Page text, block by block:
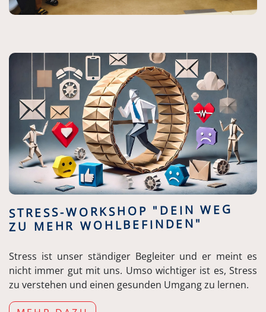
STRESS-WORKSHOP "DEIN WEG
ZU MEHR WOHLBEFINDEN"
Stress ist unser ständiger Begleiter und er meint es
nicht immer gut mit uns. Umso wichtiger ist es, Stress
zu verstehen und einen gesunden Umgang zu lernen.